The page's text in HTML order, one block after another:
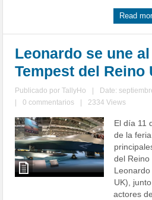
Read
Leonardo se une al
Tempest del Reino
Publicado porTallyHo
Date:
0 commentarios 2334 Views
El día 11
de la
del Reino
Leonardo
UK),
actores